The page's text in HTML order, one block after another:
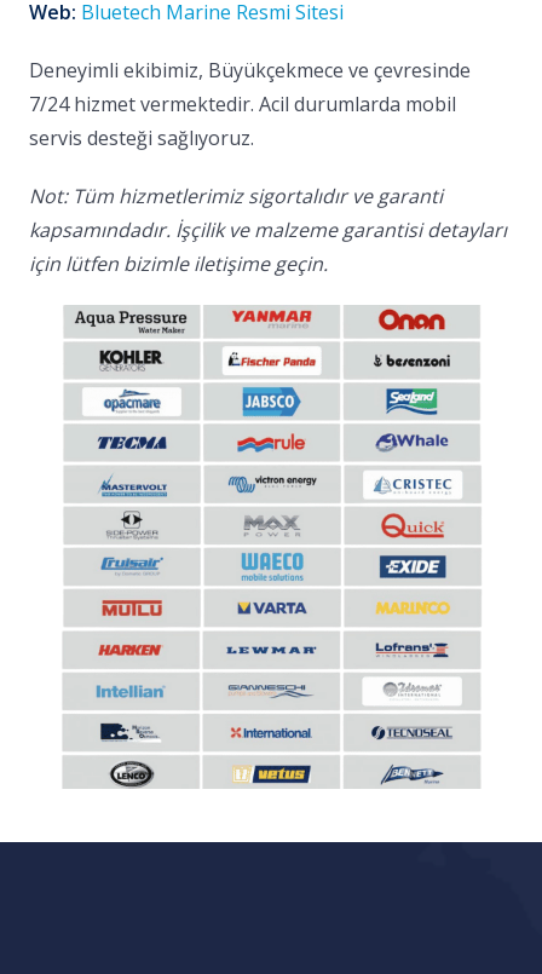
Web: Bluetech Marine Resmi Sitesi
Deneyimli ekibimiz, Büyükçekmece ve çevresinde
7/24 hizmet vermektedir. Acil durumlarda mobil
servis desteği sağlıyoruz.
Not: Tüm hizmetlerimiz sigortalıdır ve garanti
kapsamındadır. İşçilik ve malzeme garantisi detayları
için lütfen bizimle iletişime geçin.